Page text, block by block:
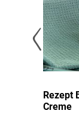
Rezept
Creme